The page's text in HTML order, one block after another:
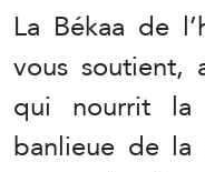
La Békaa de
vous soutient,
qui nourrit
banlieue de